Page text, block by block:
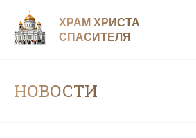
ХРАМ ХРИСТА
СПАСИТЕЛЯ
НОВОСТИ